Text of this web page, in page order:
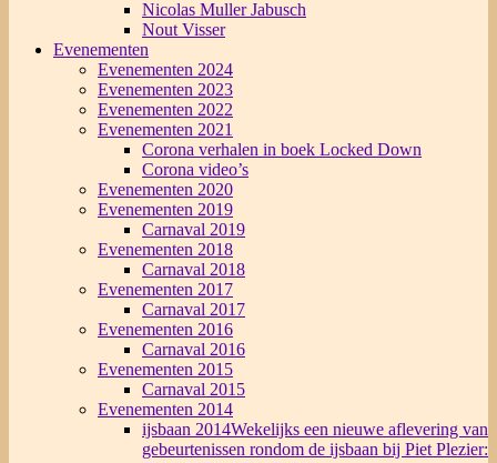
Nicolas Muller Jabusch
Nout Visser
Evenementen
Evenementen 2024
Evenementen 2023
Evenementen 2022
Evenementen 2021
Corona verhalen in boek Locked Down
Corona video’s
Evenementen 2020
Evenementen 2019
Carnaval 2019
Evenementen 2018
Carnaval 2018
Evenementen 2017
Carnaval 2017
Evenementen 2016
Carnaval 2016
Evenementen 2015
Carnaval 2015
Evenementen 2014
ijsbaan 2014Wekelijks een nieuwe aflevering van
gebeurtenissen rondom de ijsbaan bij Piet Plezier: